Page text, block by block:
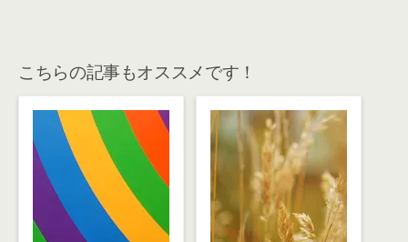
こちらの記事もオススメです！